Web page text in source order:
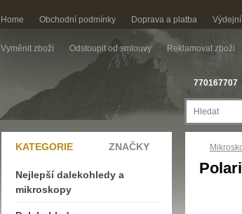
Home Obchodní podmínky Doprava a platba
Vyměnit zboží Odstoupit od smlouvy Reklamovat zboží
770167707
KATEGORIE ZNAČKY
Nejlepší dalekohledy a
mikroskopy